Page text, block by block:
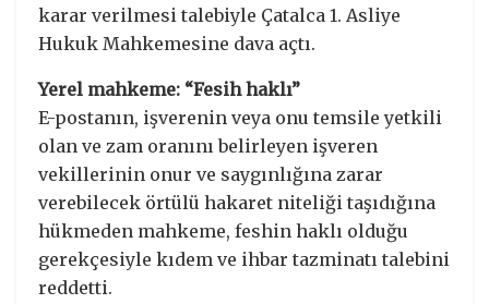
karar verilmesi talebiyle Çatalca 1. Asliye
Hukuk Mahkemesine dava açtı.
Yerel mahkeme: “Fesih haklı”
E-postanın, işverenin veya onu temsile yetkili
olan ve zam oranını belirleyen işveren
vekillerinin onur ve saygınlığına zarar
verebilecek örtülü hakaret niteliği taşıdığına
hükmeden mahkeme, feshin haklı olduğu
gerekçesiyle kıdem ve ihbar tazminatı talebini
reddetti.